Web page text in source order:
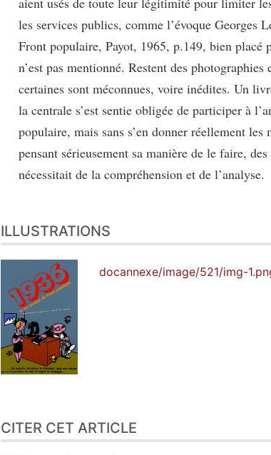
les services publics, comme l’évoque Georges
Front populaire, Payot, 1965, p.149, bien placé
n’est pas mentionné. Restent des
certaines sont méconnues, voire inédites. Un
la centrale s’est sentie obligée de participer à
populaire, mais sans s’en donner réellement
pensant sérieusement sa manière de le faire,
nécessitait de la compréhension et de l’analyse.
ILLUSTRATIONS
docannexe/image/521/img-
CITER CET ARTICLE